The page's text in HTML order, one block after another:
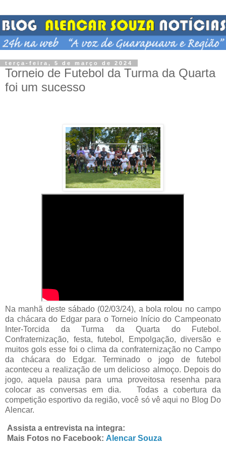
terça-feira, 5 de março de 2024
Torneio de Futebol da Turma da Quarta
foi um sucesso
Na manhã deste sábado (02/03/24), a bola rolou no campo
da chácara do Edgar para o Torneio Início do Campeonato
Inter-Torcida da Turma da Quarta do Futebol.
Confraternização, festa, futebol, Empolgação, diversão e
muitos gols esse foi o clima da confraternização no Campo
da chácara do Edgar. Terminado o jogo de futebol
aconteceu a realização de um delicioso almoço. Depois do
jogo, aquela pausa para uma proveitosa resenha para
colocar as conversas em dia. Todas a cobertura da
competição esportivo da região, você só vê aqui no Blog Do
Alencar.
Assista a entrevista na integra:
Mais Fotos no Facebook: Alencar Souza